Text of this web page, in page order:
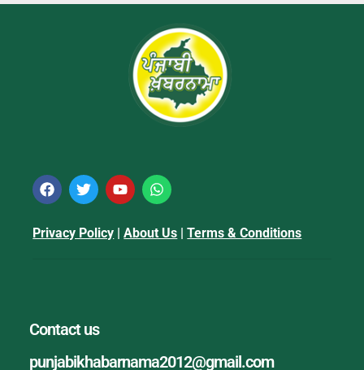
Privacy Policy |About Us |Terms & Conditions
Contact us
punjabikhabarnama2012@gmail.com